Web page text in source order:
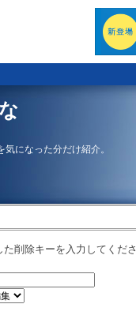
になった分だけ紹介。
削除キーを入力してくださ